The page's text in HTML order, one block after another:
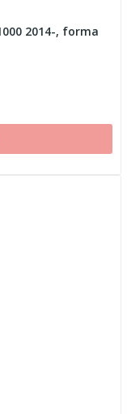
2014-, forma